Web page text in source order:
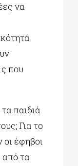
να
που
παιδιά
Για το
έφηβοι
από τα